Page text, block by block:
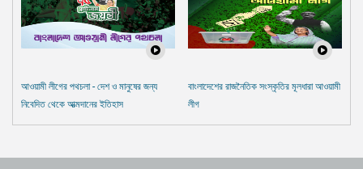
আওয়ামী লীগের পথচলা - দেশ ও মানুষের জন্য
নিবেদিত থেকে আত্মদানের ইতিহাস
বাংলাদেশের রাজনৈতিক সংস্কৃতির মূলধারা আওয়ামী
লীগ